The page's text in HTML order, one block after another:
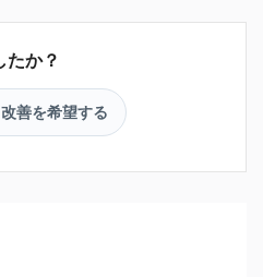
改善を希望する